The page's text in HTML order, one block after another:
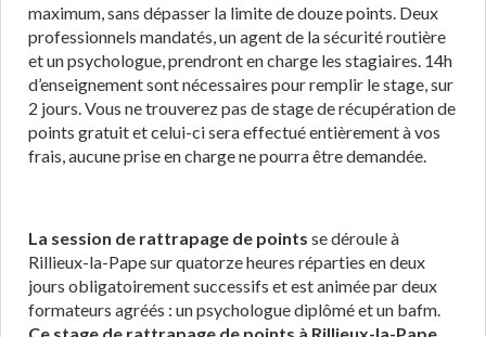
maximum, sans dépasser la limite de douze points. Deux
professionnels mandatés, un agent de la sécurité routière
et un psychologue, prendront en charge les stagiaires. 14h
d’enseignement sont nécessaires pour remplir le stage, sur
2 jours. Vous ne trouverez pas de stage de récupération de
points gratuit et celui-ci sera effectué entièrement à vos
frais, aucune prise en charge ne pourra être demandée.
La session de rattrapage de points se déroule à
Rillieux-la-Pape sur quatorze heures réparties en deux
jours obligatoirement successifs et est animée par deux
formateurs agréés : un psychologue diplômé et un bafm.